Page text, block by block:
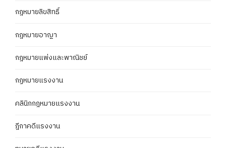
กฎหมายลิขสิทธิ์
กฎหมายอาญา
กฎหมายแพ่งและพาณิชย์
กฏหมายแรงงาน
คลินิกกฎหมายแรงงาน
ฎีกาคดีแรงงาน